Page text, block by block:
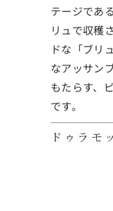
テージであ
リュで収穫
ドな「ブリ
なアッサン
もたらす、
です。
ドゥラモ